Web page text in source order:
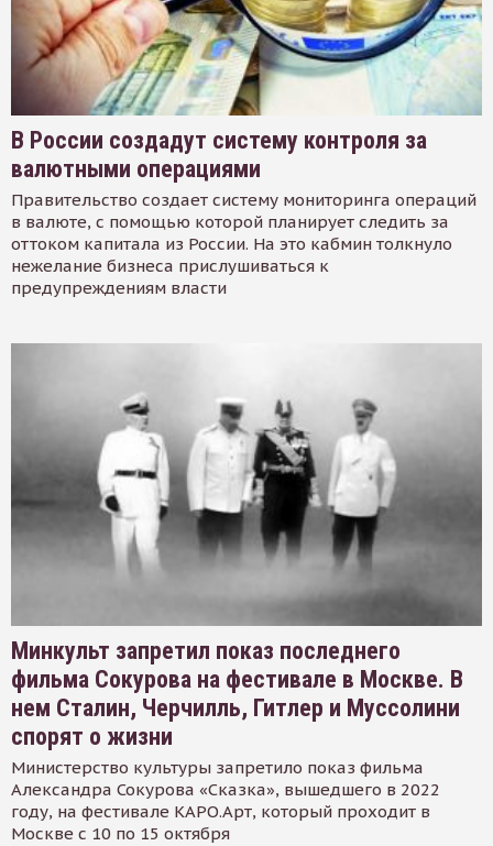
В России создадут систему контроля за
валютными операциями
Правительство создает систему мониторинга операций
в валюте, с помощью которой планирует следить за
оттоком капитала из России. На это кабмин толкнуло
нежелание бизнеса прислушиваться к
предупреждениям власти
Минкульт запретил показ последнего
фильма Сокурова на фестивале в Москве. В
нем Сталин, Черчилль, Гитлер и Муссолини
спорят о жизни
Министерство культуры запретило показ фильма
Александра Сокурова «Сказка», вышедшего в 2022
году, на фестивале КАРО.Арт, который проходит в
Москве с 10 по 15 октября